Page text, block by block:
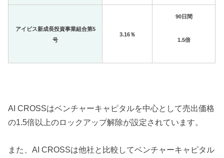
アイビス新成長投資事業組合第5
号
3.16％
90日間
1.5倍
AI CROSSはベンチャーキャピタルを中心として売出価格
の1.5倍以上のロックアップ解除が設定されています。
また、AI CROSSは他社と比較してベンチャーキャピタル